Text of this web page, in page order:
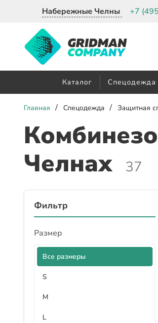
Набережные Челны +7
Каталог Спецодежда
Главная / Спецодежда / Защитная
Челнах
37
Фильтр
Размер
Все размеры
S
M
L